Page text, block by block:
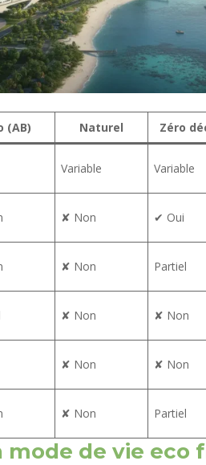
(AB) Naturel Zéro
Variable Variable
✘ Non ✔ Oui
✘ Non Partiel
✘ Non ✘ Non
✘ Non ✘ Non
✘ Non Partiel
de vie eco